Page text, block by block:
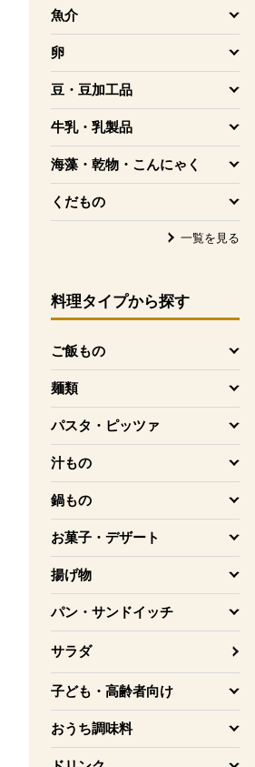
魚介
を開く
卵
を開く
豆・豆加工品
を開く
牛乳・乳製品
を開く
海藻・乾物・こんにゃく
を開く
くだもの
を開く
一覧を見る
料理タイプから探す
ご飯もの
を開く
麺類
を開く
パスタ・ピッツァ
を開く
汁もの
を開く
鍋もの
を開く
お菓子・デザート
を開く
揚げ物
を開く
パン・サンドイッチ
を開く
サラダ
子ども・高齢者向け
を開く
おうち調味料
を開く